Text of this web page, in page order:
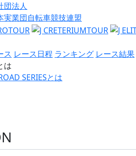
団法人
実業団自転車競技連盟
ス レース日程 ランキング レース結果
は
SERIESとは